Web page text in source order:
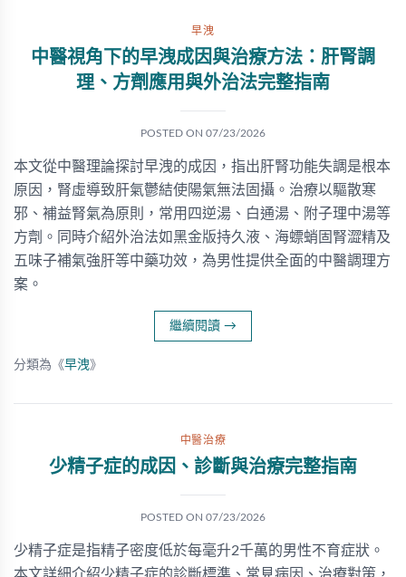
早洩
中醫視角下的早洩成因與治療方法：肝腎調
理、方劑應用與外治法完整指南
POSTED ON 07/23/2026
本文從中醫理論探討早洩的成因，指出肝腎功能失調是根本
原因，腎虛導致肝氣鬱結使陽氣無法固攝。治療以驅散寒
邪、補益腎氣為原則，常用四逆湯、白通湯、附子理中湯等
方劑。同時介紹外治法如黑金版持久液、海螵蛸固腎澀精及
五味子補氣強肝等中藥功效，為男性提供全面的中醫調理方
案。
繼續閱讀 →
分類為《早洩》
中醫治療
少精子症的成因、診斷與治療完整指南
POSTED ON 07/23/2026
少精子症是指精子密度低於每毫升2千萬的男性不育症狀。